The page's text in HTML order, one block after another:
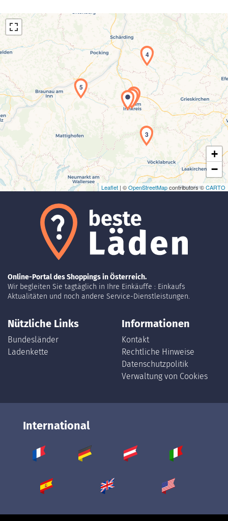
Laden der Karte...
12
3
4
5
+
−
Leaflet | ©OpenStreetMapcontributors ©CARTO
Online-Portal des Shoppings in Österreich.
Wir begleiten Sie tagtäglich in Ihre Einkäuffe : Einkaufs
Aktualitäten und noch andere Service-Dienstleistungen.
Nützliche Links
Bundesländer
Ladenkette
Informationen
Kontakt
Rechtliche Hinweise
Datenschutzpolitik
Verwaltung von Cookies
International